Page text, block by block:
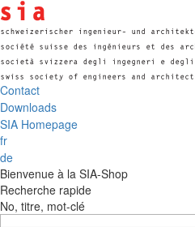
Contact
Downloads
SIA Homepage
fr
de
Bienvenue à la SIA-Shop
Recherche rapide
No, titre, mot-clé